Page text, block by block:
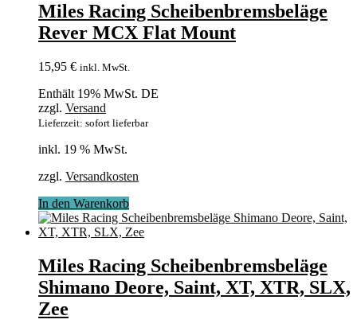
Miles Racing Scheibenbremsbeläge
Rever MCX Flat Mount
15,95 € inkl. MwSt.
Enthält 19% MwSt. DE
zzgl. Versand
Lieferzeit: sofort lieferbar
inkl. 19 % MwSt.
zzgl. Versandkosten
In den Warenkorb
Miles Racing Scheibenbremsbeläge
Shimano Deore, Saint, XT, XTR, SLX,
Zee